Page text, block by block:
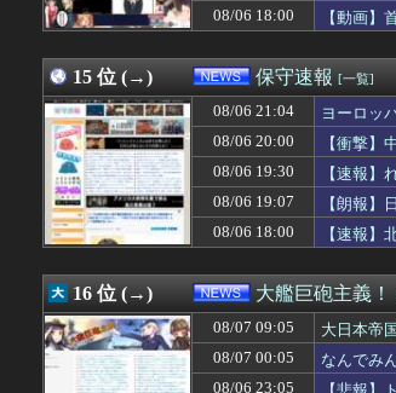
08/07 08:00
【朗報】カプコン「『
08/07 08:00
【乞食速報】メキシコ
08/07 08:00
【物議】恵俊彰「総理
08/06 18:00
【動画】
15 位 (→) 保守速報 [一覧]
08/06 21:04
ヨーロッ
08/06 20:00
【衝撃
08/06 19:30
【速報】
08/06 19:07
【朗報
08/06 18:00
【速報】
16 位 (→) 大艦巨砲主義！
08/07 09:05
大日本帝
08/07 00:05
なんでみ
08/06 23:05